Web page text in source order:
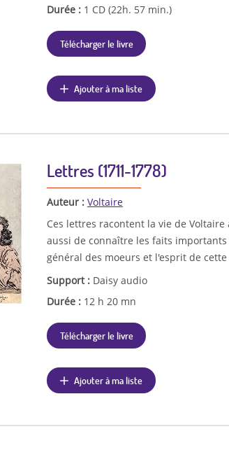
Durée : 1 CD (22h. 57 min.)
Télécharger le livre
Ajouter à ma liste
Lettres (1711-1778)
Auteur : Voltaire
Ces lettres racontent la vie de
aussi de connaître les faits importants
général des moeurs et l'esprit de
Support : Daisy audio
Durée : 12 h 20 mn
Télécharger le livre
Ajouter à ma liste